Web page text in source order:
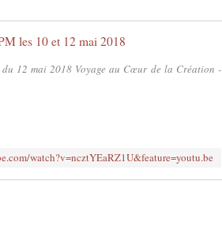
les 10 et 12 mai 2018
12 mai 2018 Voyage au Cœur de la Création -
watch?v=ncztYEaRZ1U&feature=youtu.be